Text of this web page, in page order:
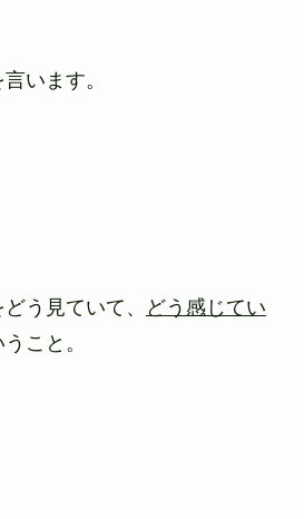
います。
う見ていて、
どう感じてい
こと。